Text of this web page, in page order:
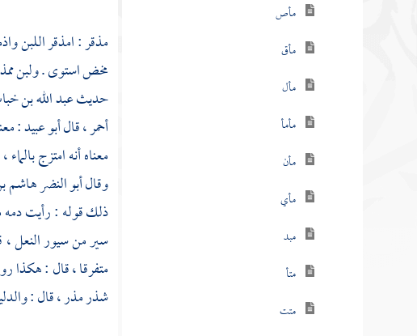
مأص
مأق
مأل
مأمأ
مأن
مأي
مبد
متأ
متت
مذقر : امذقر اللبن
مخض استوى . ولبن
حديثعبد الله بن
أحمر ، قالأبو عبيد:
معناه أنه امتزج
وقالأبو النضر هاشم
ذلك قوله : رأيت دمه
سير من سيور النعل ،
متفرقا ، قال : هكذا
شذر مذر ، قال :